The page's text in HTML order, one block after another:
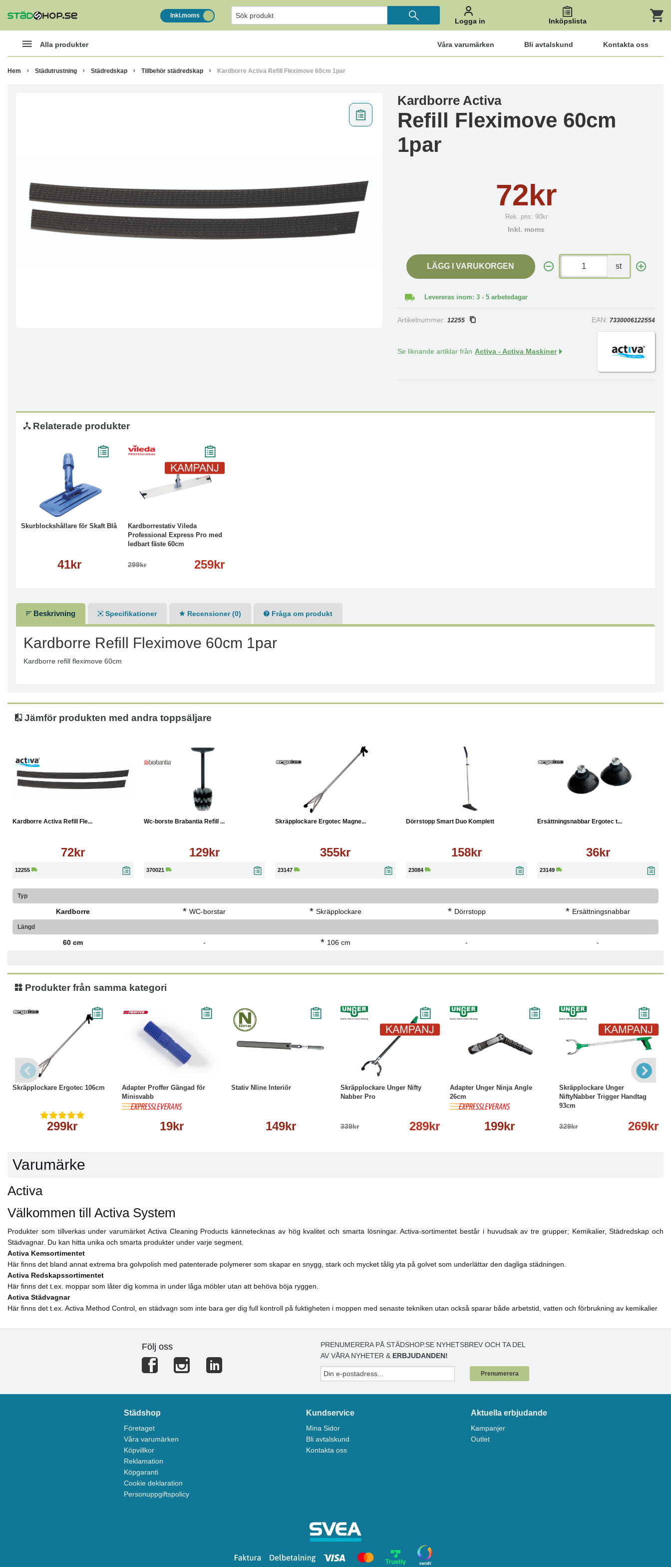
Inkl.moms
Logga in Inköpslista
Alla produkter Våra varumärken Bli avtalskund Kontakta oss
Hem Städutrustning Städredskap Tillbehör städredskap Kardborre Activa Refill Fleximove 60cm 1par
Kardborre Activa
Refill Fleximove 60cm
1par
72kr
Rek. pris: 90kr
Inkl. moms
LÄGG I VARUKORGEN st
Levereras inom: 3 - 5 arbetsdagar
Artikelnummer:12255 EAN: 7330006122554
Se liknande artiklar från Activa - Activa Maskiner
Relaterade produkter
Skurblockshållare för Skaft Blå
41kr
Köp Läs mer
Kardborrestativ Vileda
Professional Express Pro med
ledbart fäste 60cm
299kr 259kr
Beskrivning Specifikationer Recensioner (0) Fråga om produkt
Kardborre Refill Fleximove 60cm 1par
Kardborre refill fleximove 60cm
Jämför produkten med andra toppsäljare
Kardborre Activa Refill Fle...
72kr
12255
Wc-borste Brabantia Refill ...
129kr
370021
Skräpplockare Ergotec Magne...
355kr
23147
Köp
Dörrstopp Smart Duo Komplett
158kr
23084
Ersättningsnabbar Ergotec t...
36kr
23149
Typ
Kardborre * WC-borstar * Skräpplockare * Dörrstopp * Ersättningsnabbar
Längd
60 cm - * 106 cm - -
Produkter från samma kategori
Skräpplockare Ergotec 106cm
299kr
Köp
Adapter Proffer Gängad för
Minisvabb
19kr
Läs mer
Stativ Nline Interiör
149kr
Skräpplockare Unger Nifty
Nabber Pro
339kr 289kr
-15%
Adapter Unger Ninja Angle
26cm
199kr
Skräpplockare Unger
NiftyNabber Trigger Handtag
93cm
329kr 269kr
Läs mer
Varumärke
Activa
Välkommen till Activa System
Produkter som tillverkas under varumärket Activa Cleaning Products kännetecknas av hög kvalitet och smarta lösningar. Activa-sortimentet består i huvudsak av tre grupper; Kemikalier, Städredskap och
Städvagnar. Du kan hitta unika och smarta produkter under varje segment.
Activa Kemsortimentet
Här finns det bland annat extrema bra golvpolish med patenterade polymerer som skapar en snygg, stark och mycket tålig yta på golvet som underlättar den dagliga städningen.
Activa Redskapssortimentet
Här finns det t.ex. moppar som låter dig komma in under låga möbler utan att behöva böja ryggen.
Activa Städvagnar
Här finns det t.ex. Activa Method Control, en städvagn som inte bara ger dig full kontroll på fuktigheten i moppen med senaste tekniken utan också sparar både arbetstid, vatten och förbrukning av kemikalier
Följ oss
PRENUMERERA PÅ STÄDSHOP.SE NYHETSBREV OCH TA DEL
AV VÅRA NYHETER & ERBJUDANDEN!
Prenumerera
Städshop
Företaget
Våra varumärken
Köpvillkor
Reklamation
Köpgaranti
Cookie deklaration
Personuppgiftspolicy
Kundservice
Mina Sidor
Bli avtalskund
Kontakta oss
Aktuella erbjudande
Kampanjer
Outlet